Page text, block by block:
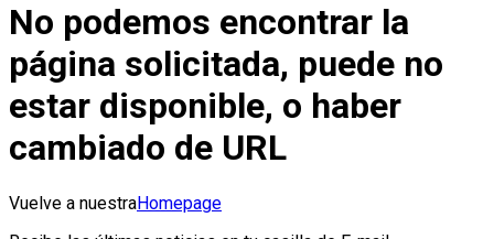
No podemos encontrar la
página solicitada, puede no
estar disponible, o haber
cambiado de URL
Vuelve a nuestraHomepage